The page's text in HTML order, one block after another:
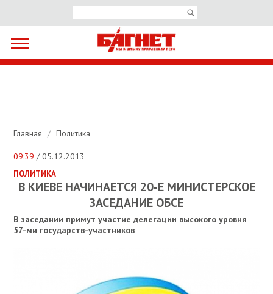
Главная / Политика
09:39 / 05.12.2013
ПОЛИТИКА
В КИЕВЕ НАЧИНАЕТСЯ 20-Е МИНИСТЕРСКОЕ
ЗАСЕДАНИЕ ОБСЕ
В заседании примут участие делегации высокого уровня
57-ми государств-участников